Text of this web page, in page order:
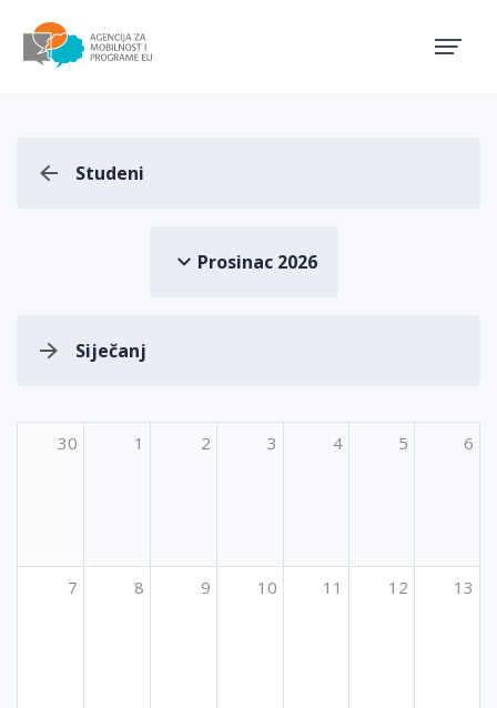
Studeni
Prosinac 2026
Siječanj
30 1 2 3 4 5 6
7 8 9 10 11 12 13